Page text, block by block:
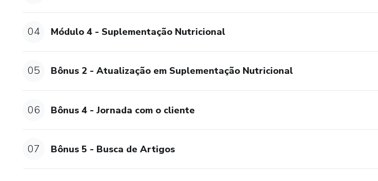
04 Módulo 4 - Suplementação Nutricional
05 Bônus 2 - Atualização em Suplementação Nutricional
06 Bônus 4 - Jornada com o cliente
07 Bônus 5 - Busca de Artigos